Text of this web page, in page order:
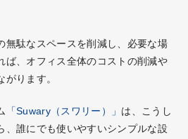
無駄なスペースを削減し、必要な場
ば、オフィス全体のコストの削減や
ります。
「Suwary（スワリー）」 は、こうし
、誰にでも使いやすいシンプルな設